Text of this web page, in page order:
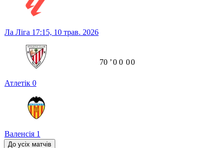
Ла Ліга 17:15, 10 трав. 2026
Атлетік 0
Валенсія 1
70 ʼ0 0 00
До усіх матчів